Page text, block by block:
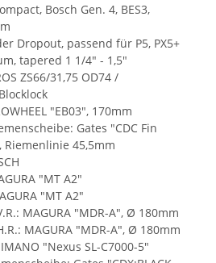
Bosch Gen. 4, BES3,
Dropout, passend für P5, PX5+
tapered 1 1/4" - 1,5"
ZS66/31,75 OD74 /
"EB03", 170mm
Gates "CDC Fin
Riemenlinie 45,5mm
"MT A2"
"MT A2"
MAGURA "MDR-A", Ø 180mm
MAGURA "MDR-A", Ø 180mm
"Nexus SL-C7000-5"